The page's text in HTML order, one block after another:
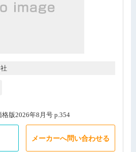
版2026年8月号 p.354
メーカーへ問い合わせる